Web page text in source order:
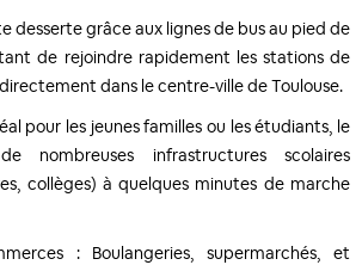
desserte grâce aux lignes de bus au pied de
de rejoindre rapidement les stations de
dans le centre-ville de Toulouse.
pour les jeunes familles ou les étudiants, le
nombreuses infrastructures scolaires
collèges) à quelques minutes de marche
: Boulangeries, supermarchés, et